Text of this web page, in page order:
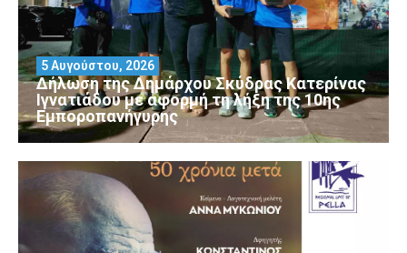
Δήλωση της Δημάρχου Σκύδρας Κατερίνας
Ιγνατιάδου με αφορμή τη λήξη της 10ης
Εμποροπανήγυρης
5 Αυγούστου, 2026